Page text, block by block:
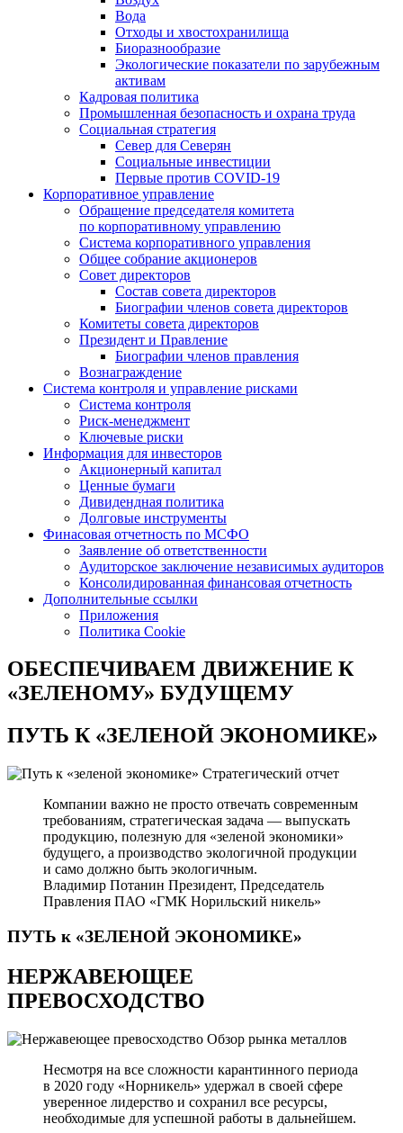
Вода
Отходы и хвостохранилища
Биоразнообразие
Экологические показатели по зарубежным
активам
Кадровая политика
Промышленная безопасность и охрана труда
Социальная стратегия
Север для Северян
Социальные инвестиции
Первые против COVID‑19
Корпоративное управление
Обращение председателя комитета
по корпоративному управлению
Система корпоративного управления
Общее собрание акционеров
Совет директоров
Состав совета директоров
Биографии членов совета директоров
Комитеты совета директоров
Президент и Правление
Биографии членов правления
Вознаграждение
Система контроля и управление рисками
Система контроля
Риск-менеджмент
Ключевые риски
Информация для инвесторов
Акционерный капитал
Ценные бумаги
Дивидендная политика
Долговые инструменты
Финасовая отчетность по МСФО
Заявление об ответственности
Аудиторское заключение независимых аудиторов
Консолидированная финансовая отчетность
Дополнительные ссылки
Приложения
Политика Cookie
ОБЕСПЕЧИВАЕМ ДВИЖЕНИЕ К
«ЗЕЛЕНОМУ» БУДУЩЕМУ
ПУТЬ К«ЗЕЛЕНОЙ ЭКОНОМИКЕ»
Стратегический отчет
Компании важно не просто отвечать современным
требованиям, стратегическая задача — выпускать
продукцию, полезную для «зеленой экономики»
будущего, а производство экологичной продукции
и само должно быть экологичным.
Владимир Потанин Президент, Председатель
Правления ПАО «ГМК Норильский никель»
ПУТЬ к «ЗЕЛЕНОЙ ЭКОНОМИКЕ»
НЕРЖАВЕЮЩЕЕ
ПРЕВОСХОДСТВО
Обзор рынка металлов
Несмотря на все сложности карантинного периода
в 2020 году «Норникель» удержал в своей сфере
уверенное лидерство и сохранил все ресурсы,
необходимые для успешной работы в дальнейшем.